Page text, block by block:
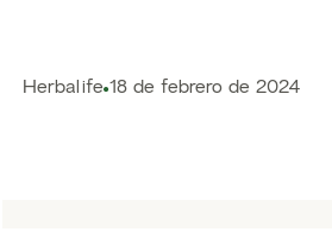
Herbalife 18 de febrero de 2024